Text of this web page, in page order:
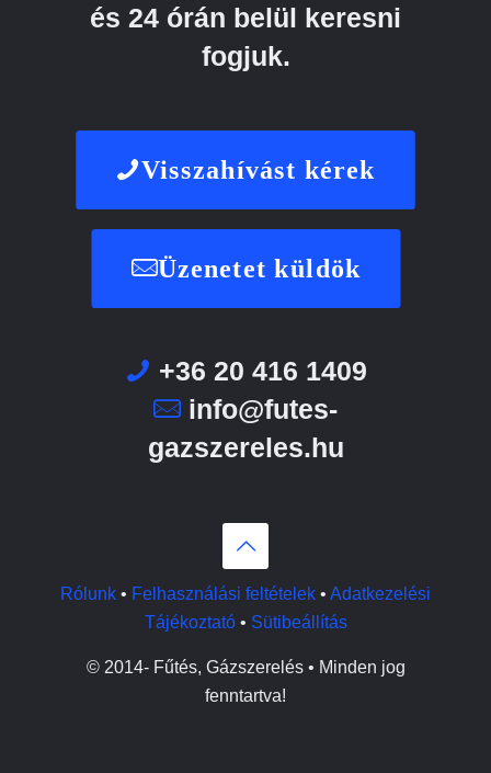
és 24 órán belül keresni
fogjuk.
Visszahívást kérek
Üzenetet küldök
+36 20 416 1409
info@futes-
gazszereles.hu
Rólunk • Felhasználási feltételek • Adatkezelési
Tájékoztató• Sütibeállítás
© 2014-Fűtés, Gázszerelés • Minden jog
fenntartva!